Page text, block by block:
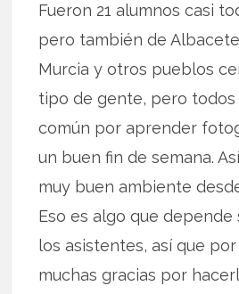
Fueron 21 alumnos casi
pero también de
Murcia y otros pueblos
tipo de gente, pero
común por aprender
un buen fin de semana.
muy buen ambiente
Eso es algo que
los asistentes, así que
muchas gracias por